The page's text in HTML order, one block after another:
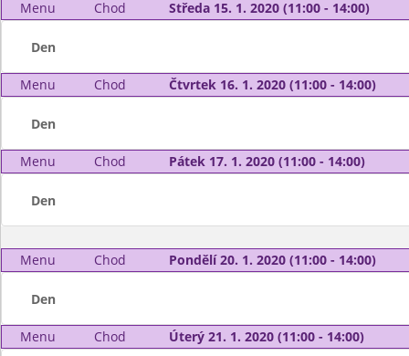
Menu Chod Středa 15. 1. 2020 (11:00 - 14:00)
Den
Menu Chod Čtvrtek 16. 1. 2020 (11:00 - 14:00)
Den
Menu Chod Pátek 17. 1. 2020 (11:00 - 14:00)
Den
Menu Chod Pondělí 20. 1. 2020 (11:00 - 14:00)
Den
Menu Chod Úterý 21. 1. 2020 (11:00 - 14:00)